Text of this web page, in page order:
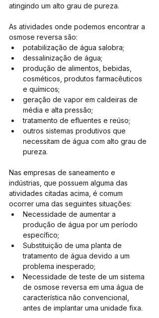
atingindo um alto grau de pureza.
As atividades onde podemos encontrar a
osmose reversa são:
potabilização de água salobra;
dessalinização de água;
produção de alimentos, bebidas,
cosméticos, produtos farmacêuticos
e químicos;
geração de vapor em caldeiras de
média e alta pressão;
tratamento de efluentes e reúso;
outros sistemas produtivos que
necessitam de água com alto grau de
pureza.
Nas empresas de saneamento e
indústrias, que possuem alguma das
atividades citadas acima, é comum
ocorrer uma das seguintes situações:
Necessidade de aumentar a
produção de água por um período
específico;
Substituição de uma planta de
tratamento de água devido a um
problema inesperado;
Necessidade de teste de um sistema
de osmose reversa em uma água de
característica não convencional,
antes de implantar uma unidade fixa.